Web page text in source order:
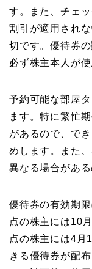
す。また、チェ
割引が適用され
切です。優待券
必ず株主本人が使
予約可能な部屋
ます。特に繁忙
があるので、で
めします。また
異なる場合があ
優待券の有効期
点の株主には10
点の株主には4月
きる優待券が配